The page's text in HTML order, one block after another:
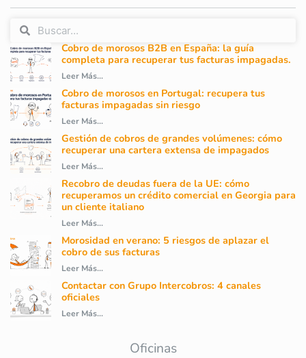
Cobro de morosos B2B en España: la guía
completa para recuperar tus facturas impagadas.
Leer Más...
Cobro de morosos en Portugal: recupera tus
facturas impagadas sin riesgo
Leer Más...
Gestión de cobros de grandes volúmenes: cómo
recuperar una cartera extensa de impagados
Leer Más...
Recobro de deudas fuera de la UE: cómo
recuperamos un crédito comercial en Georgia para
un cliente italiano
Leer Más...
Morosidad en verano: 5 riesgos de aplazar el
cobro de sus facturas
Leer Más...
Contactar con Grupo Intercobros: 4 canales
oficiales
Leer Más...
Oficinas